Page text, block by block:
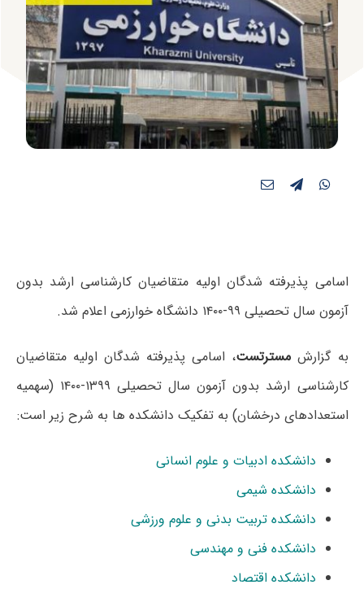
اسامی پذیرفته شدگان اولیه متقاضیان کارشناسی ارشد بدون
آزمون سال تحصیلی ۹۹-۱۴۰۰ دانشگاه خوارزمی اعلام شد.
به گزارش مسترتست، اسامی پذیرفته شدگان اولیه متقاضیان
کارشناسی ارشد بدون آزمون سال تحصیلی ۱۳۹۹-۱۴۰۰ (سهمیه
استعدادهای درخشان) به تفکیک دانشکده ها به شرح زیر است:
دانشکده ادبیات و علوم انسانی
دانشکده شیمی
دانشکده تربیت بدنی و علوم ورزشی
دانشکده فنی و مهندسی
دانشکده اقتصاد